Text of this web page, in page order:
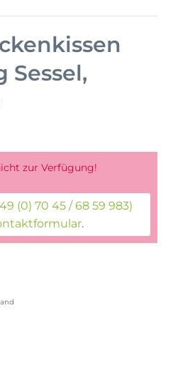
zur Verfügung!
(0) 70 45 / 68 59 983)
.